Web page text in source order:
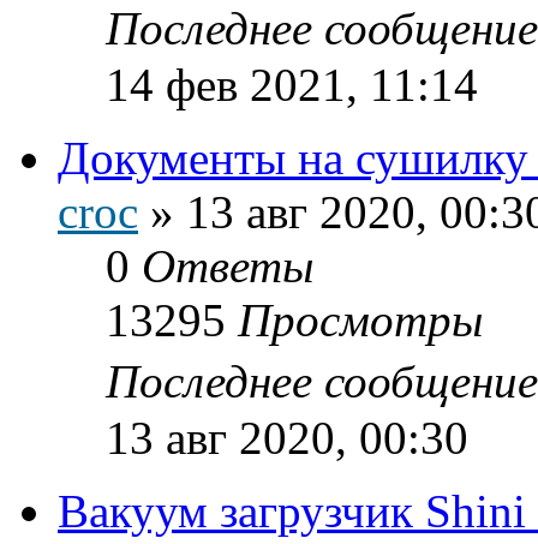
Последнее
14 фев 2021, 11:14
Документы на
croc » 13 авг 2020,
0 Ответы
13295 Просмотры
Последнее
13 авг 2020, 00:30
Вакуум загрузчик